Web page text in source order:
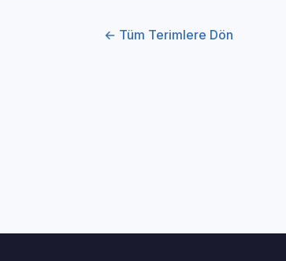
← Tüm Terimlere Dön